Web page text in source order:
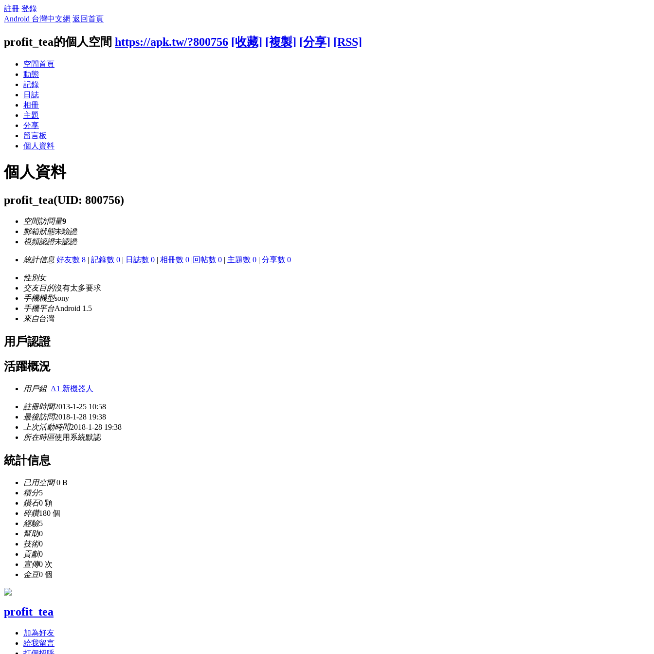
註冊 登錄
Android 台灣中文網 返回首頁
profit_tea的個人空間 https://apk.tw/?800756 [收藏] [複製] [分享] [RSS]
空間首頁
動態
記錄
日誌
相冊
主題
分享
留言板
個人資料
個人資料
profit_tea(UID: 800756)
空間訪問量9
郵箱狀態未驗證
視頻認證未認證
統計信息 好友數 8 | 記錄數 0 | 日誌數 0 | 相冊數 0 |回帖數 0 | 主題數 0 | 分享數 0
性別女
交友目的沒有太多要求
手機機型sony
手機平台Android 1.5
來自台灣
用戶認證
活躍概況
用戶組 A1 新機器人
註冊時間2013-1-25 10:58
最後訪問2018-1-28 19:38
上次活動時間2018-1-28 19:38
所在時區使用系統默認
統計信息
已用空間0 B
積分5
鑽石0 顆
碎鑽180 個
經驗5
幫助0
技術0
貢獻0
宣傳0 次
金豆0 個
profit_tea
加為好友
給我留言